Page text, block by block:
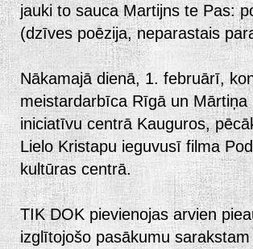
jauki to sauca Martijns te Pas:
(dzīves poēzija, neparastais
Nākamajā dienā, 1. februārī,
meistardarbīca Rīgā un
iniciatīvu centrā Kauguros,
Lielo Kristapu ieguvusī filma
kultūras centrā.
TIK DOK pievienojas arvien
izglītojošo pasākumu